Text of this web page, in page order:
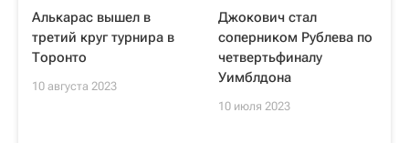
Алькарас вышел в
третий круг турнира в
Торонто
10 августа 2023
Джокович стал
соперником Рублева по
четвертьфиналу
Уимблдона
10 июля 2023